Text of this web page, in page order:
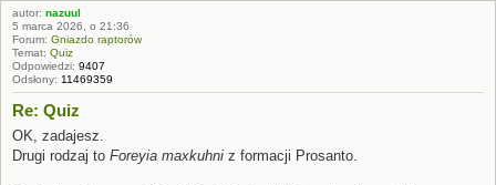
autor: nazuul
5 marca 2026, o 21:36
Forum: Gniazdo raptorów
Temat: Quiz
Odpowiedzi: 9407
Odsłony: 11469359
Re: Quiz
OK, zadajesz.
Drugi rodzaj to Foreyia maxkuhni z formacji Prosanto.